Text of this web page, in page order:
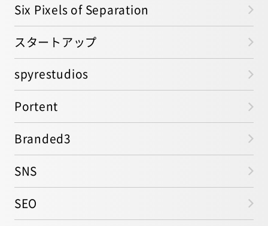
Six Pixels of Separation
スタートアップ
spyrestudios
Portent
Branded3
SNS
SEO